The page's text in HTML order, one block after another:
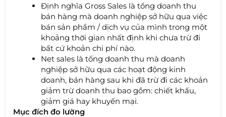
Định nghĩa Gross Sales là tổng doanh thu
bán hàng mà doanh nghiệp sở hữu qua việc
bán sản phẩm / dịch vụ của mình trong một
khoảng thời gian nhất định khi chưa trừ đi
bất cứ khoản chi phí nào.
Net sales là tổng doanh thu mà doanh
nghiệp sở hữu qua các hoạt động kinh
doanh, bán hàng sau khi đã trừ đi các khoản
giảm trừ doanh thu bao gồm: chiết khấu,
giảm giá hay khuyến mại.
Mục đích đo lường